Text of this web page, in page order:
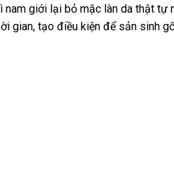
giới lại bỏ mặc làn da thật tự
gian, tạo điều kiện để sản sinh